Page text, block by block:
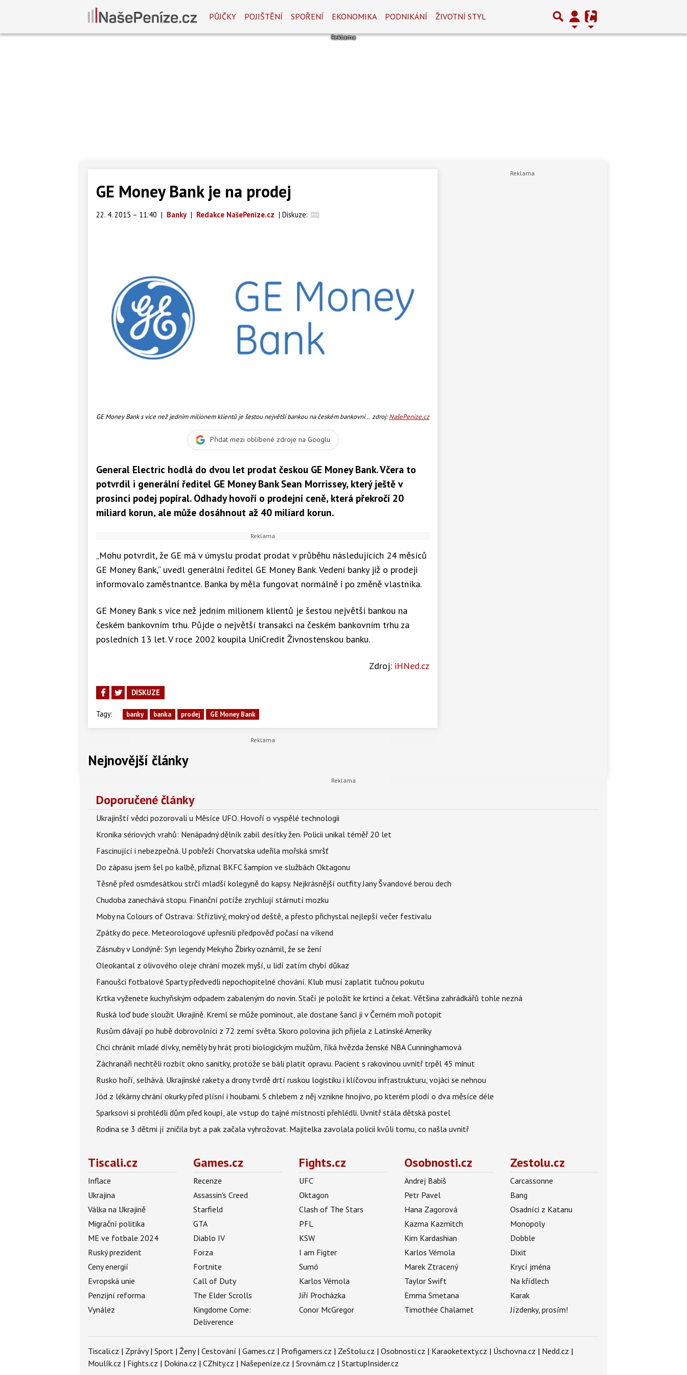
PŮJČKY POJIŠTĚNÍ SPOŘENÍ EKONOMIKA PODNIKÁNÍ ŽIVOTNÍ STYL
GE Money Bank je na prodej
22. 4. 2015 – 11:40 | Banky | Redakce NašePeníze.cz | Diskuze:
GE Money Bank s vice než jedním milionem klientů je šestou největší bankou na českém bankovním zdroj:NašePeníze.cz
Přidat mezi oblíbené zdroje na Googlu
General Electric hodlá do dvou let prodat českou GE Money Bank. Včera to
potvrdil i generální ředitel GE Money Bank Sean Morrissey, který ještě v
prosinci podej popíral. Odhady hovoří o prodejní ceně, která překročí 20
miliard korun, ale může dosáhnout až 40 miliard korun.
„Mohu potvrdit, že GE má v úmyslu prodat prodat v průběhu následujících 24 měsíců
GE Money Bank,“ uvedl generální ředitel GE Money Bank. Vedení banky již o prodeji
informovalo zaměstnantce. Banka by měla fungovat normálně i po změně vlastníka.
GE Money Bank s vice než jedním milionem klientů je šestou největší bankou na
českém bankovním trhu. Půjde o největší transakci na českém bankovním trhu za
posledních 13 let. V roce 2002 koupila UniCredit Živnostenskou banku.
Zdroj: iHNed.cz
DISKUZE
Tagy: banky banka prodej GE Money Bank
Nejnovější články
Doporučené články
Ukrajinští vědci pozorovali u Měsíce UFO. Hovoří o vyspělé technologii
Kronika sériových vrahů: Nenápadný dělník zabil desítky žen. Policii unikal téměř 20 let
Fascinující i nebezpečná. U pobřeží Chorvatska udeřila mořská smršť
Do zápasu jsem šel po kalbě, přiznal BKFC šampion ve službách Oktagonu
Těsně před osmdesátkou strčí mladší kolegyně do kapsy. Nejkrásnější outfity Jany Švandové berou dech
Chudoba zanechává stopu. Finanční potíže zrychlují stárnutí mozku
Moby na Colours of Ostrava: Střízlivý, mokrý od deště, a přesto přichystal nejlepší večer festivalu
Zpátky do pece. Meteorologové upřesnili předpověď počasí na víkend
Zásnuby v Londýně: Syn legendy Mekyho Žbirky oznámil, že se žení
Oleokantal z olivového oleje chrání mozek myší, u lidí zatím chybí důkaz
Fanoušci fotbalové Sparty předvedli nepochopitelné chování. Klub musí zaplatit tučnou pokutu
Krtka vyženete kuchyňským odpadem zabaleným do novin. Stačí je položit ke krtinci a čekat. Většina zahrádkářů tohle nezná
Ruská loď bude sloužit Ukrajině. Kreml se může pominout, ale dostane šanci ji v Černém moři potopit
Rusům dávají po hubě dobrovolníci z 72 zemí světa. Skoro polovina jich přijela z Latinské Ameriky
Chci chránit mladé dívky, neměly by hrát proti biologickým mužům, říká hvězda ženské NBA Cunninghamová
Záchranáři nechtěli rozbít okno sanitky, protože se báli platit opravu. Pacient s rakovinou uvnitř trpěl 45 minut
Rusko hoří, selhává. Ukrajinské rakety a drony tvrdě drtí ruskou logistiku i klíčovou infrastrukturu, vojáci se nehnou
Jód z lékárny chrání okurky před plísní i houbami. S chlebem z něj vznikne hnojivo, po kterém plodí o dva měsíce déle
Sparksovi si prohlédli dům před koupí, ale vstup do tajné místnosti přehlédli. Uvnitř stála dětská postel
Rodina se 3 dětmi jí zničila byt a pak začala vyhrožovat. Majitelka zavolala policii kvůli tomu, co našla uvnitř
Tiscali.cz
Inflace
Ukrajina
Válka na Ukrajině
Migrační politika
ME ve fotbale 2024
Ruský prezident
Ceny energií
Evropská unie
Penzijní reforma
Vynález
Games.cz
Recenze
Assassin's Creed
Starfield
GTA
Diablo IV
Forza
Fortnite
Call of Duty
The Elder Scrolls
Kingdome Come:
Deliverence
Fights.cz
UFC
Oktagon
Clash of The Stars
PFL
KSW
I am Figter
Sumó
Karlos Vémola
Jiří Procházka
Conor McGregor
Osobnosti.cz
Andrej Babiš
Petr Pavel
Hana Zagorová
Kazma Kazmitch
Kim Kardashian
Karlos Vémola
Marek Ztracený
Taylor Swift
Emma Smetana
Timothée Chalamet
Zestolu.cz
Carcassonne
Bang
Osadníci z Katanu
Monopoly
Dobble
Dixit
Krycí jména
Na křídlech
Karak
Jízdenky, prosím!
Tiscali.cz | Zprávy| Sport | Ženy| Cestování | Games.cz | Profigamers.cz | ZeStolu.cz | Osobnosti.cz | Karaoketexty.cz | Úschovna.cz | Nedd.cz |
Moulík.cz | Fights.cz | Dokina.cz | CZhity.cz | Našepeníze.cz | Srovnám.cz | StartupInsider.cz